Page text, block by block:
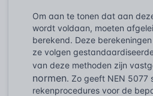
Om aan te tonen dat aan
wordt voldaan, moeten
berekend. Deze
ze volgen
van deze methoden zijn
normen. Zo geeft NEN 5077
rekenprocedures voor de